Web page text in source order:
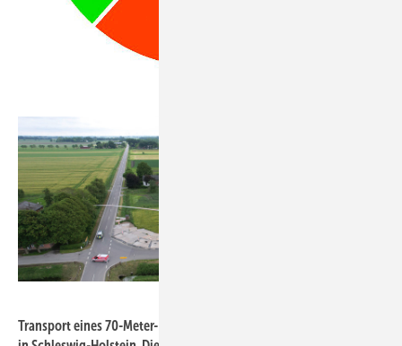
Transport eines 70-Meter-Rotorblattes zum Standort Vettenbüttel